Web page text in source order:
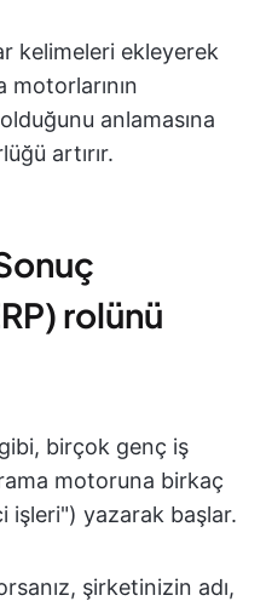
kelimeleri ekleyerek
anlamasına
artırır.
rolünü
birçok genç iş
motoruna birkaç
işleri") yazarak başlar.
şirketinizin adı,